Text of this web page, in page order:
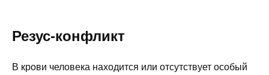
Резус-конфликт
В крови человека находится или отсутствует особый